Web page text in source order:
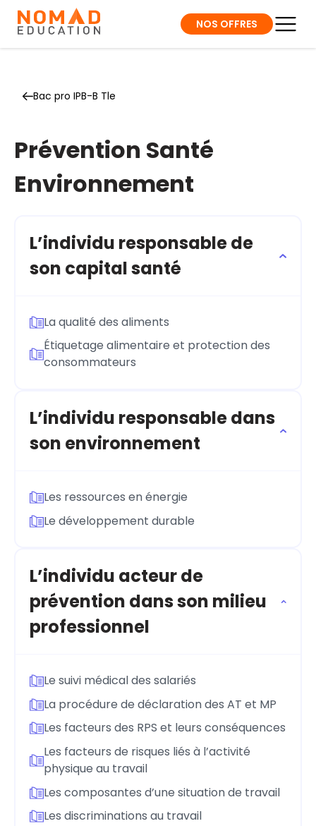
NOS OFFRES
Bac pro IPB-B Tle
Prévention Santé
Environnement
L’individu responsable de
son capital santé
La qualité des aliments
Étiquetage alimentaire et protection des
consommateurs
L’individu responsable dans
son environnement
Les ressources en énergie
Le développement durable
L’individu acteur de
prévention dans son milieu
professionnel
Le suivi médical des salariés
La procédure de déclaration des AT et MP
Les facteurs des RPS et leurs conséquences
Les facteurs de risques liés à l’activité
physique au travail
Les composantes d’une situation de travail
Les discriminations au travail